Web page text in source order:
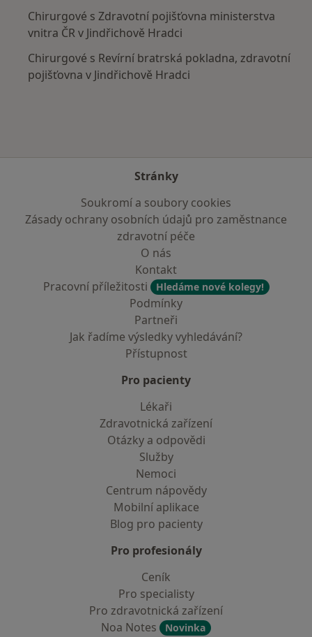
Chirurgové s Zdravotní pojišťovna ministerstva
vnitra ČR v Jindřichově Hradci
Chirurgové s Revírní bratrská pokladna, zdravotní
pojišťovna v Jindřichově Hradci
Stránky
Soukromí a soubory cookies
Zásady ochrany osobních údajů pro zaměstnance
zdravotní péče
O nás
Kontakt
Pracovní příležitosti
Hledáme nové kolegy!
Podmínky
Partneři
Jak řadíme výsledky vyhledávání?
Přístupnost
Pro pacienty
Lékaři
Zdravotnická zařízení
Otázky a odpovědi
Služby
Nemoci
Centrum nápovědy
Mobilní aplikace
Blog pro pacienty
Pro profesionály
Ceník
Pro specialisty
Pro zdravotnická zařízení
Noa Notes
Novinka